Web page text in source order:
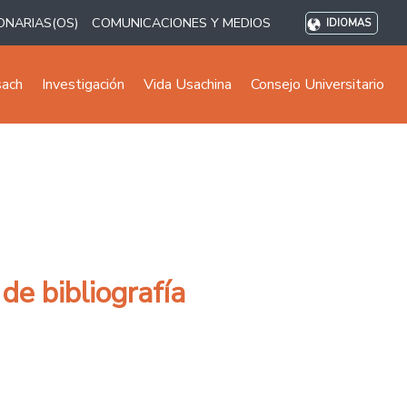
COMUNICACIONES Y MEDIOS IDIOMAS
Investigación Vida Usachina Consejo Universitario
bibliografía